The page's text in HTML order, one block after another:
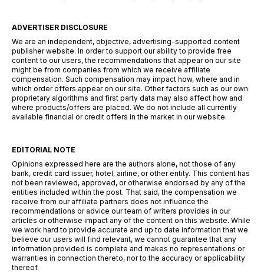
ADVERTISER DISCLOSURE
We are an independent, objective, advertising-supported content
publisher website. In order to support our ability to provide free
content to our users, the recommendations that appear on our site
might be from companies from which we receive affiliate
compensation. Such compensation may impact how, where and in
which order offers appear on our site. Other factors such as our own
proprietary algorithms and first party data may also affect how and
where products/offers are placed. We do not include all currently
available financial or credit offers in the market in our website.
EDITORIAL NOTE
Opinions expressed here are the authors alone, not those of any
bank, credit card issuer, hotel, airline, or other entity. This content has
not been reviewed, approved, or otherwise endorsed by any of the
entities included within the post. That said, the compensation we
receive from our affiliate partners does not influence the
recommendations or advice our team of writers provides in our
articles or otherwise impact any of the content on this website. While
we work hard to provide accurate and up to date information that we
believe our users will find relevant, we cannot guarantee that any
information provided is complete and makes no representations or
warranties in connection thereto, nor to the accuracy or applicability
thereof.